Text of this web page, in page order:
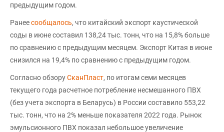
предыдущим годом.
Ранеесообщалось, что китайский экспорт каустической
соды в июне составил 138,24 тыс. тонн, что на 15,8% больше
по сравнению с предыдущим месяцем. Экспорт Китая в июне
снизился на 19,4% по сравнению с предыдущим годом.
Согласно обзоруСканПласт, по итогам семи месяцев
текущего года расчетное потребление несмешанного ПВХ
(без учета экспорта в Беларусь) в России составило 553,22
тыс. тонн, что на 2% меньше показателя 2022 года. Рынок
эмульсионного ПВХ показал небольшое увеличение